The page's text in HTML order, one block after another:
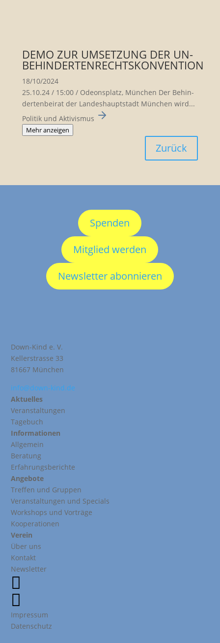
DEMO ZUR UMSETZUNG DER UN-
BEHINDERTENRECHTSKONVENTION
18/10/2024
25.10.24 / 15:00 / Odeons­platz, München Der Behin­
der­ten­beirat der Landes­haupt­stadt München wird...
Politik und Aktivismus
Mehr anzeigen
Zurück
Spenden
Mitglied werden
Newsletter abonnieren
Down-Kind e. V.
Kellerstrasse 33
81667 München
info@down-kind.de
Aktuelles
Veranstaltungen
Tagebuch
Informationen
Allgemein
Beratung
Erfahrungsberichte
Angebote
Treffen und Gruppen
Veranstaltungen und Specials
Workshops und Vorträge
Kooperationen
Verein
Über uns
Kontakt
Newsletter


Impressum
Datenschutz